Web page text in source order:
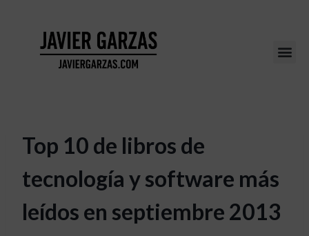
Top 10 de libros de
tecnología y software más
leídos en septiembre 2013